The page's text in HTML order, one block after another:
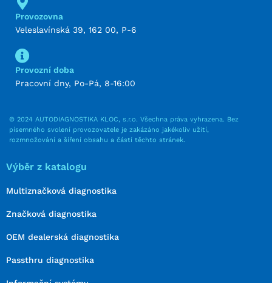
Provozovna
Veleslavínská 39, 162 00, P-6
Provozní doba
Pracovní dny, Po-Pá, 8-16:00
© 2024 AUTODIAGNOSTIKA KLOC, s.r.o. Všechna práva vyhrazena. Bez
písemného svolení provozovatele je zakázáno jakékoliv užití,
rozmnožování a šíření obsahu a částí těchto stránek.
Výběr z katalogu
Multiznačková diagnostika
Značková diagnostika
OEM dealerská diagnostika
Passthru diagnostika